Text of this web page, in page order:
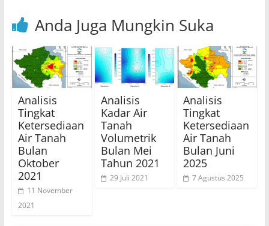
Anda Juga Mungkin Suka
Analisis
Tingkat
Ketersediaan
Air Tanah
Bulan
Oktober
2021
11 November
2021
Analisis
Kadar Air
Tanah
Volumetrik
Bulan Mei
Tahun 2021
29 Juli 2021
Analisis
Tingkat
Ketersediaan
Air Tanah
Bulan Juni
2025
7 Agustus 2025